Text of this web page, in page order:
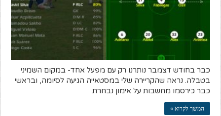
כבר בחודש דצמבר נותרנו רק עם מפעל אחד- במקום השמיני
בטבלה. נראה שהקריירה שלי במסטאייה הגיעה לסיומה, ובראשי
כבר כירסמו מחשבות על אימון נבחרת
המשך לקרוא »